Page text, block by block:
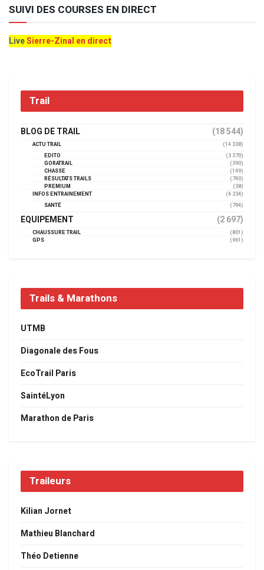
SUIVI DES COURSES EN DIRECT
LiveSierre-Zinal en direct
Trail
BLOG DE TRAIL (18 544)
ACTU TRAIL
(14 338)
EDITO
(3 370)
GORATRAIL
(390)
CHASSE
(149)
RÉSULTATS TRAILS
(740)
PREMIUM
(38)
INFOS ENTRAINEMENT
(4 234)
SANTÉ
(794)
EQUIPEMENT (2 697)
CHAUSSURE TRAIL
(801)
GPS
(961)
Trails & Marathons
UTMB
Diagonale des Fous
EcoTrail Paris
SaintéLyon
Marathon de Paris
Traileurs
Kilian Jornet
Mathieu Blanchard
Théo Detienne